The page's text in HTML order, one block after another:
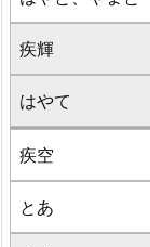
疾輝
はやて
疾空
とあ